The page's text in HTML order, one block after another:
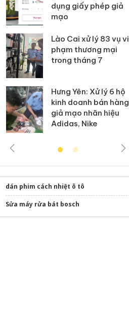
dụng giấy phép giả
mạo
Lào Cai xử lý 83 vụ vi
phạm thương mại
trong tháng 7
Hưng Yên: Xử lý 6 hộ
kinh doanh bán hàng
giả mạo nhãn hiệu
Adidas, Nike
dán phim cách nhiệt ô tô
Sửa máy rửa bát bosch